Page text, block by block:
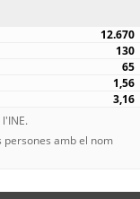
12.670
130
65
1,56
3,16
persones amb el nom